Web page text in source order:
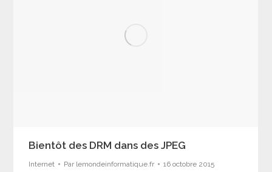
Bientôt des DRM dans des JPEG
Internet Par lemondeinformatique.fr 16 octobre 2015